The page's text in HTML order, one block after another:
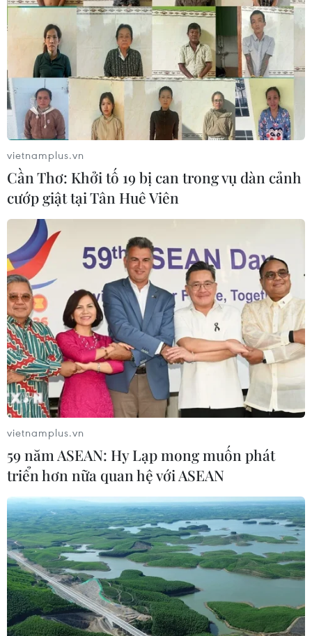
TIN CÙNG CHUYÊN MỤC
Iceland trước cuộc trưng cầu ý dân
vietnamplus.vn
Cần Thơ: Khởi tố 19 bị can trong vụ dàn cảnh
cướp giật tại Tân Huê Viên
vietnamplus.vn
59 năm ASEAN: Hy Lạp mong muốn phát
triển hơn nữa quan hệ với ASEAN